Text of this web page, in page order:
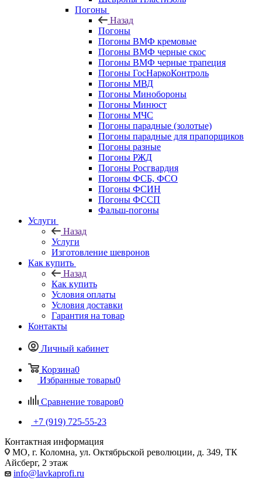
Погоны
Назад
Погоны
Погоны ВМФ кремовые
Погоны ВМФ черные скос
Погоны ВМФ черные трапеция
Погоны ГосНаркоКонтроль
Погоны МВД
Погоны Минобороны
Погоны Минюст
Погоны МЧС
Погоны парадные (золотые)
Погоны парадные для прапорщиков
Погоны разные
Погоны РЖД
Погоны Росгвардия
Погоны ФСБ, ФСО
Погоны ФСИН
Погоны ФССП
Фальш-погоны
Услуги
Назад
Услуги
Изготовление шевронов
Как купить
Назад
Как купить
Условия оплаты
Условия доставки
Гарантия на товар
Контакты
Личный кабинет
Корзина0
Избранные товары0
Сравнение товаров0
+7 (919) 725-55-23
Контактная информация
МО, г. Коломна, ул. Октябрьской революции, д. 349, ТК
Айсберг, 2 этаж
info@lavkaprofi.ru